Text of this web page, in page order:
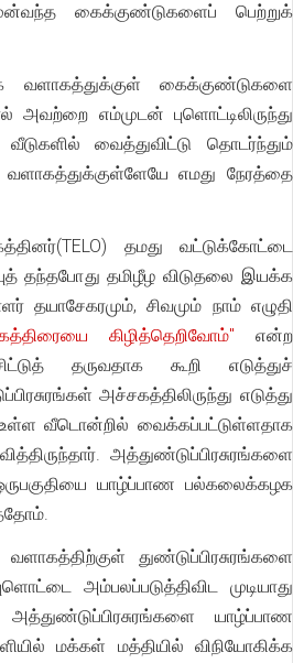
கைக்குண்டுகளைப் பெற்றுக்
வளாகத்துக்குள் கைக்குண்டுகளை
அவற்றை எம்முடன் புளொட்டிலிருந்து
வீடுகளில் வைத்துவிட்டு தொடர்ந்தும்
எமது நேரத்தை
தமது வட்டுக்கோட்டை
தந்தபோது தமிழீழ விடுதலை இயக்க
தயாசேகரமும், சிவமும் நாம் எழுதி
கிழித்தெறிவோம்" என்ற
தருவதாக கூறி எடுத்துச்
அச்சகத்திலிருந்து எடுத்து
உள்ள வீடொன்றில் வைக்கப்பட்டுள்ளதாக
அத்துண்டுப்பிரசுரங்களை
யாழ்ப்பாண பல்கலைக்கழக
துண்டுப்பிரசுரங்களை
அம்பலப்படுத்திவிட முடியாது
யாழ்ப்பாண
மக்கள் மத்தியில் விநியோகிக்க